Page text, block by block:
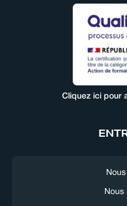
Cliquez ici pour
Nous